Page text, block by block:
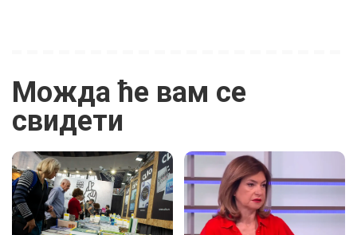
Можда ће вам се
свидети